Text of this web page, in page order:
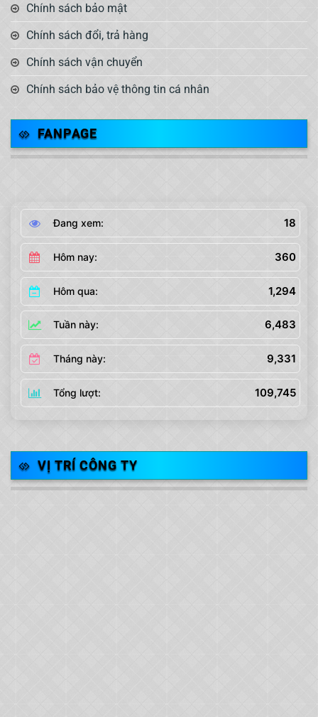
Chính sách bảo mật
Chính sách đổi, trả hàng
Chính sách vận chuyển
Chính sách bảo vệ thông tin cá nhân
FANPAGE
Đang xem: 18
Hôm nay: 360
Hôm qua: 1,294
Tuần này: 6,483
Tháng này: 9,331
Tổng lượt: 109,745
VỊ TRÍ CÔNG TY